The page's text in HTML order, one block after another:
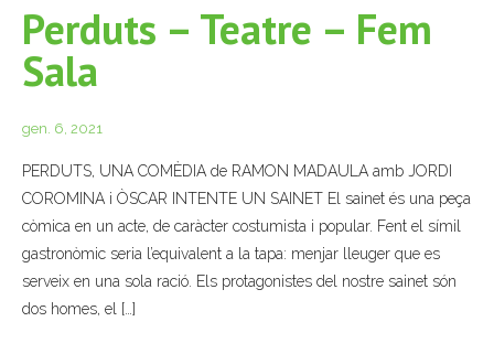
Perduts – Teatre – Fem
Sala
gen. 6, 2021
PERDUTS, UNA COMÈDIA de RAMON MADAULA amb JORDI
COROMINA i ÒSCAR INTENTE UN SAINET El sainet és una peça
còmica en un acte, de caràcter costumista i popular. Fent el símil
gastronòmic seria l’equivalent a la tapa: menjar lleuger que es
serveix en una sola ració. Els protagonistes del nostre sainet són
dos homes, el […]